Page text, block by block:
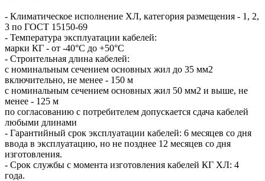
- Климатическое исполнение ХЛ, категория размещения - 1, 2,
3 по ГОСТ 15150-69
- Температура эксплуатации кабелей:
марки КГ - от -40°С до +50°С
- Строительная длина кабелей:
с номинальным сечением основных жил до 35 мм2
включительно, не менее - 150 м
с номинальным сечением основных жил 50 мм2 и выше, не
менее - 125 м
по согласованию с потребителем допускается сдача кабелей
любыми длинами
- Гарантийный срок эксплуатации кабелей: 6 месяцев со дня
ввода в эксплуатацию, но не позднее 12 месяцев со дня
изготовления.
- Срок службы с момента изготовления кабелей КГ ХЛ: 4
года.